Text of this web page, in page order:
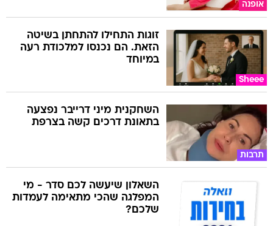
אופנה
Sheee
זוגות התחילו להתחתן בשיטה
הזאת. הם נכנסו למלכודת רעה
במיוחד
תרבות
השחקנית מיני דרייבר נפצעה
בתאונת דרכים קשה בצרפת
השאלון שיעשה לכם סדר - מי
המפלגה שהכי מתאימה לעמדות
שלכם?